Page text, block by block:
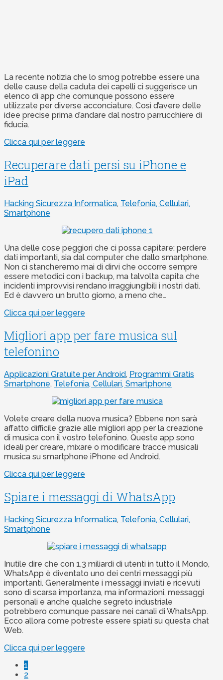
La recente notizia che lo smog potrebbe essere una
delle cause della caduta dei capelli ci suggerisce un
elenco di app che comunque possono essere
utilizzate per diverse acconciature. Così d’avere delle
idee precise prima d’andare dal nostro parrucchiere di
fiducia.
Clicca qui per leggere
Recuperare dati persi su iPhone e
iPad
Hacking Sicurezza Informatica, Telefonia, Cellulari,
Smartphone
Una delle cose peggiori che ci possa capitare: perdere
dati importanti, sia dal computer che dallo smartphone.
Non ci stancheremo mai di dirvi che occorre sempre
essere metodici con i backup, ma talvolta capita che
incidenti improvvisi rendano irraggiungibili i nostri dati.
Ed è davvero un brutto giorno, a meno che…
Clicca qui per leggere
Migliori app per fare musica sul
telefonino
Applicazioni Gratuite per Android, Programmi Gratis
Smartphone, Telefonia, Cellulari, Smartphone
Volete creare della nuova musica? Ebbene non sarà
affatto difficile grazie alle migliori app per la creazione
di musica con il vostro telefonino. Queste app sono
ideali per creare, mixare o modificare tracce musicali
musica su smartphone iPhone ed Android.
Clicca qui per leggere
Spiare i messaggi di WhatsApp
Hacking Sicurezza Informatica, Telefonia, Cellulari,
Smartphone
Inutile dire che con 1,3 miliardi di utenti in tutto il Mondo,
WhatsApp è diventato uno dei centri messaggi più
importanti. Generalmente i messaggi inviati e ricevuti
sono di scarsa importanza, ma informazioni, messaggi
personali e anche qualche segreto industriale
potrebbero comunque passare nei canali di WhatsApp.
Ecco allora come potreste essere spiati su questa chat
Web.
Clicca qui per leggere
1
2